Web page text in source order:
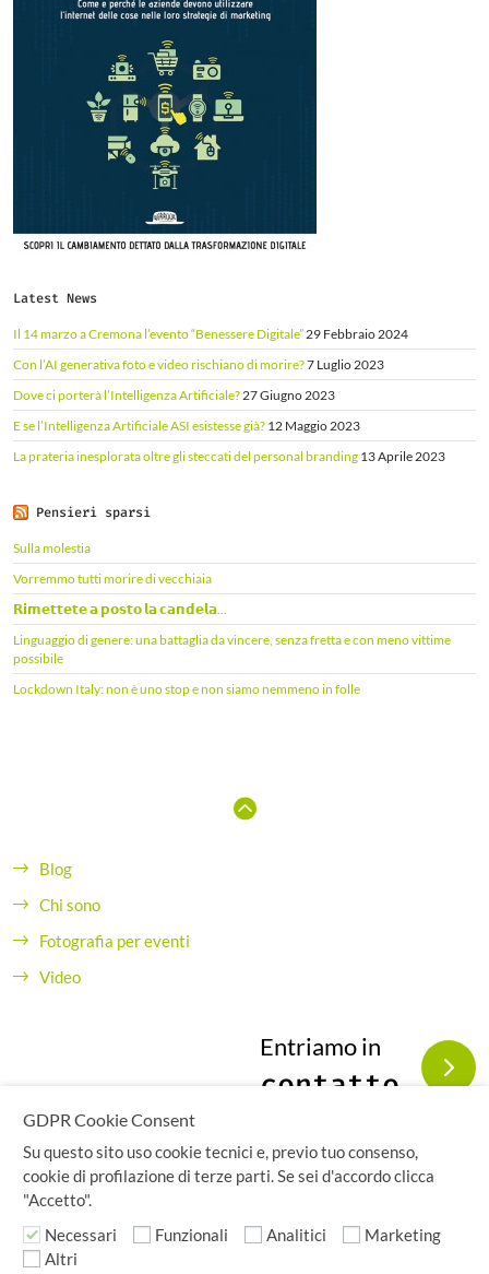
Latest News
Il 14 marzo a Cremona l’evento “Benessere Digitale” 29 Febbraio 2024
Con l’AI generativa foto e video rischiano di morire?7 Luglio 2023
Dove ci porterà l’Intelligenza Artificiale? 27 Giugno 2023
E se l’Intelligenza Artificiale ASI esistesse già? 12 Maggio 2023
La prateria inesplorata oltre gli steccati del personal branding 13 Aprile 2023
Pensieri sparsi
Sulla molestia
Vorremmo tutti morire di vecchiaia
𝗥𝗶𝗺𝗲𝘁𝘁𝗲𝘁𝗲 𝗮 𝗽𝗼𝘀𝘁𝗼 𝗹𝗮 𝗰𝗮𝗻𝗱𝗲𝗹𝗮...
Linguaggio di genere: una battaglia da vincere, senza fretta e con meno vittime
possibile
Lockdown Italy: non è uno stop e non siamo nemmeno in folle
Blog
Chi sono
Fotografia per eventi
Video
Entriamo in
contatto
Claudio Gagliardini - Via Carnevali 28 - 26100 Cremona,
ITALY - P.IVA IT10760151000 - C.F. GGLCLD70A20H501X
GDPR Cookie Consent
Su questo sito uso cookie tecnici e, previo tuo consenso,
cookie di profilazione di terze parti. Se sei d'accordo clicca
"Accetto".
Necessari
Funzionali Analitici
Marketing
Altri